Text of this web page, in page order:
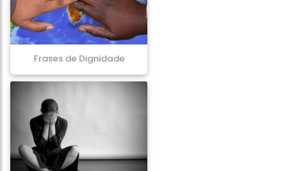
Frases de Dignidade